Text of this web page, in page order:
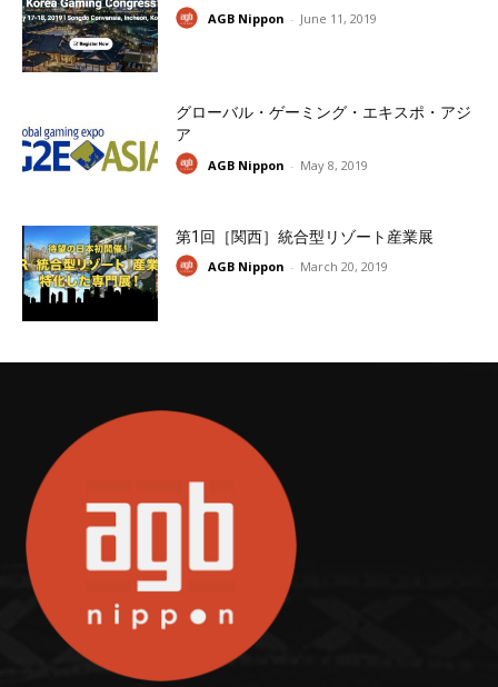
AGB Nippon - June 11, 2019
グローバル・ゲーミング・エキスポ・アジ
ア
AGB Nippon - May 8, 2019
第1回［関西］統合型リゾート産業展
AGB Nippon - March 20, 2019